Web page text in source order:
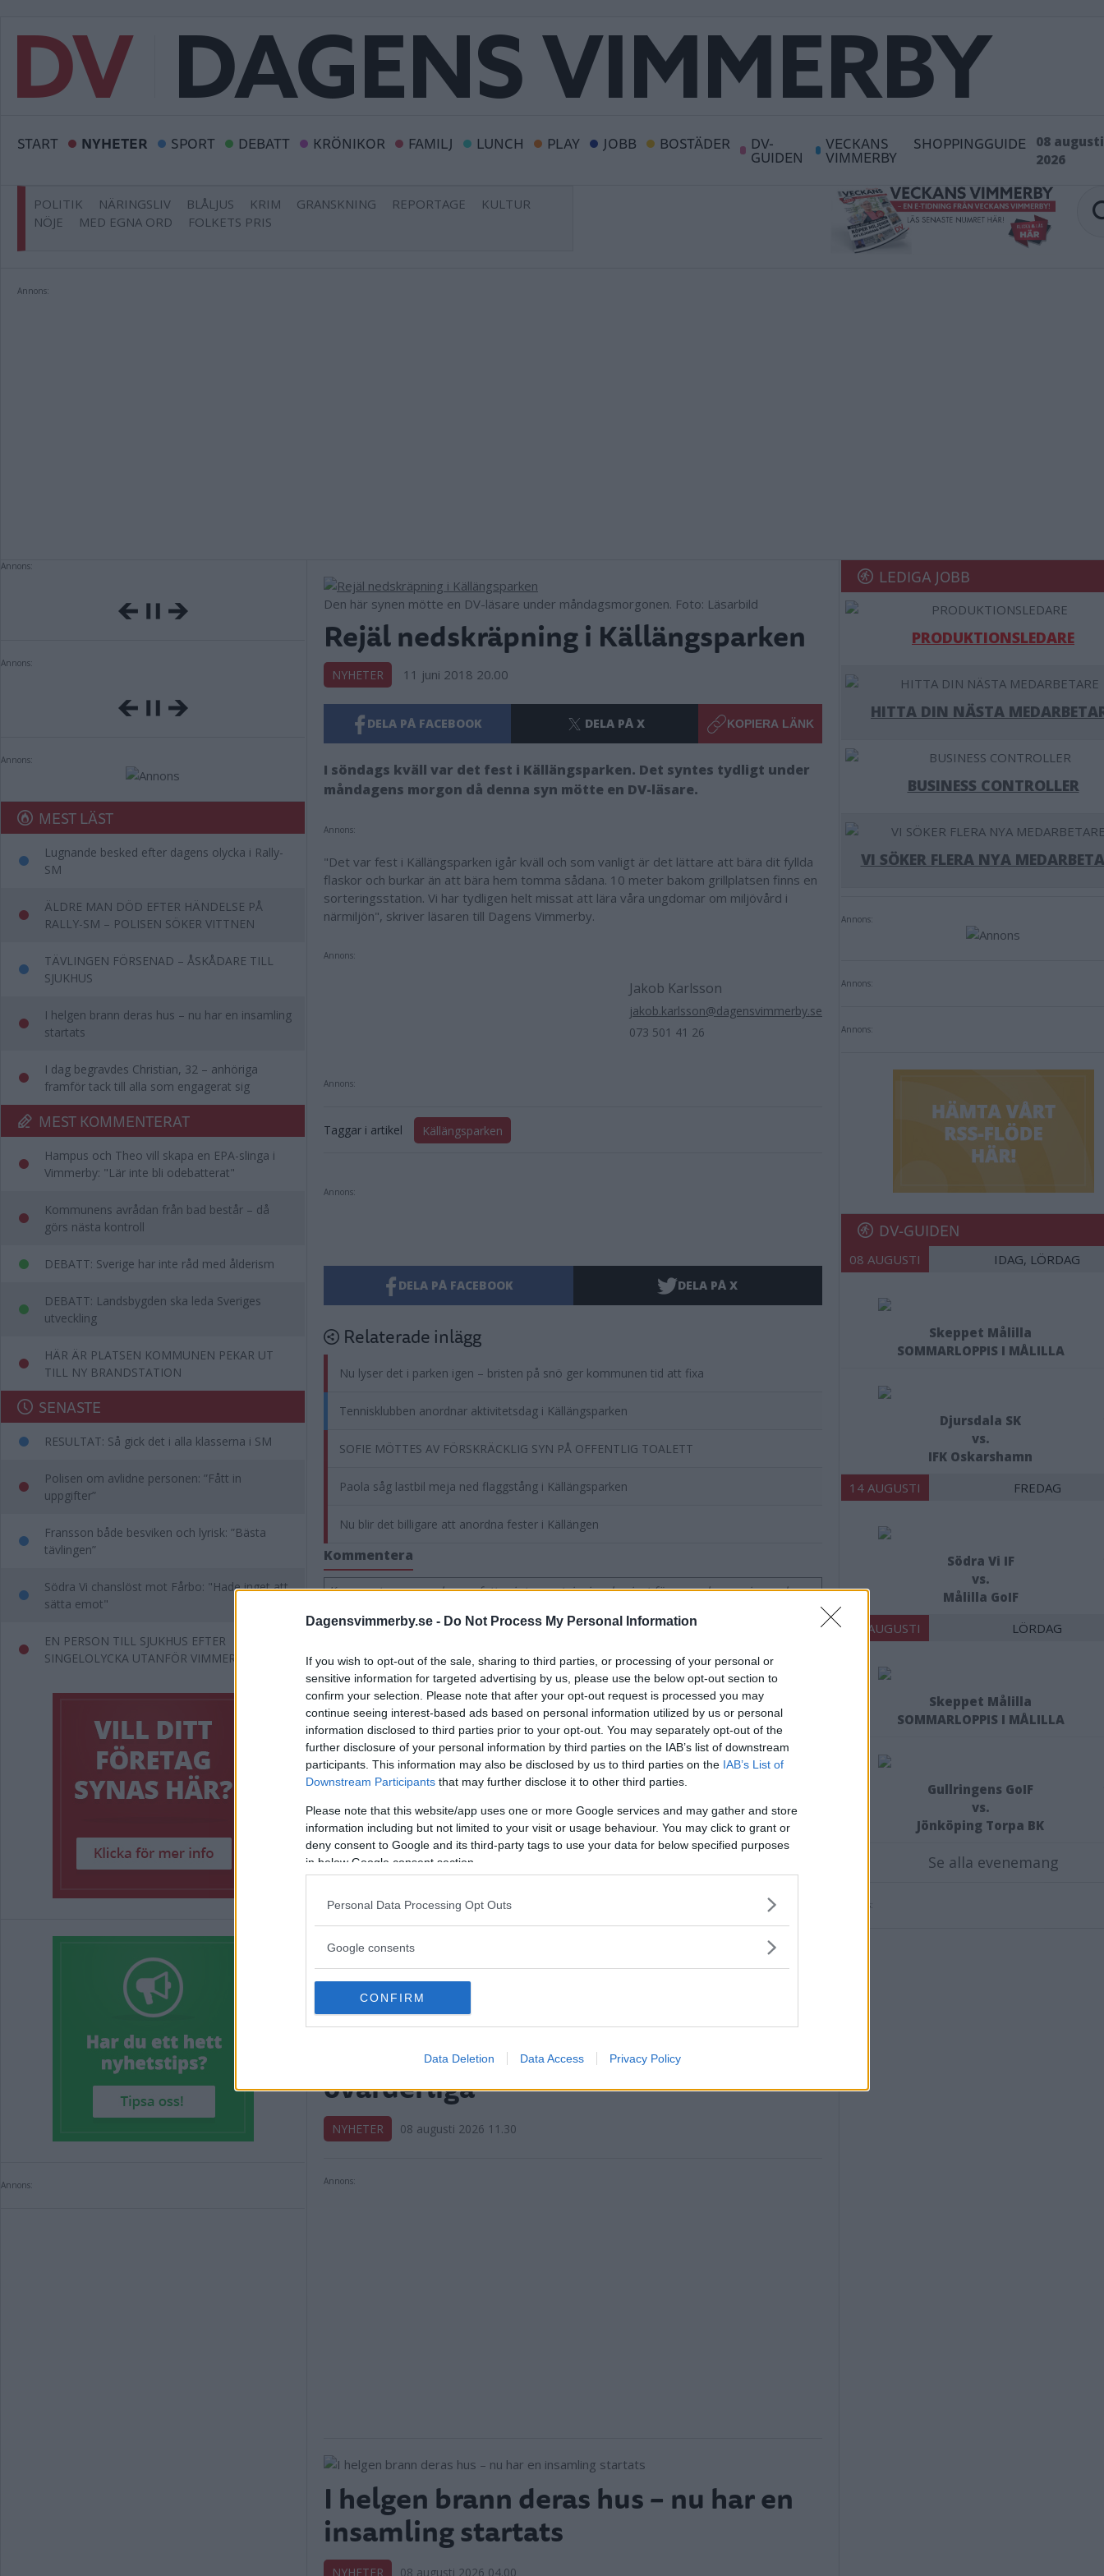
Dagensvimmerby.se - Do Not Process My Personal Information
If you wish to opt-out of the sale, sharing to third parties, or processing of your personal or
sensitive information for targeted advertising by us, please use the below opt-out section to
confirm your selection. Please note that after your opt-out request is processed you may
continue seeing interest-based ads based on personal information utilized by us or personal
information disclosed to third parties prior to your opt-out. You may separately opt-out of the
further disclosure of your personal information by third parties on the IAB’s list of downstream
participants. This information may also be disclosed by us to third parties on the IAB’s List of
Downstream Participants that may further disclose it to other third parties.
Please note that this website/app uses one or more Google services and may gather and store
information including but not limited to your visit or usage behaviour. You may click to grant or
deny consent to Google and its third-party tags to use your data for below specified purposes
in below Google consent section.
Personal Data Processing Opt Outs
Google consents
CONFIRM
Data Deletion Data Access Privacy Policy
START NYHETER SPORT DEBATT KRÖNIKOR FAMILJ LUNCH PLAY JOBB BOSTÄDER DV-
GUIDEN
VECKANS
VIMMERBY
SHOPPINGGUIDE
08 augusti
2026
POLITIK NÄRINGSLIV BLÅLJUS KRIM GRANSKNING REPORTAGE
KULTUR
NÖJE
MED EGNA ORD FOLKETS PRIS
Annons:
Annons:
Annons:
Annons:
MEST LÄST
Lugnande besked efter dagens olycka i Rally-
SM
ÄLDRE MAN DÖD EFTER HÄNDELSE PÅ
RALLY-SM – POLISEN SÖKER VITTNEN
TÄVLINGEN FÖRSENAD – ÅSKÅDARE TILL
SJUKHUS
I helgen brann deras hus – nu har en insamling
startats
I dag begravdes Christian, 32 – anhöriga
framför tack till alla som engagerat sig
MEST KOMMENTERAT
Hampus och Theo vill skapa en EPA-slinga i
Vimmerby: "Lär inte bli odebatterat"
Kommunens avrådan från bad består – då
görs nästa kontroll
DEBATT: Sverige har inte råd med ålderism
DEBATT: Landsbygden ska leda Sveriges
utveckling
HÄR ÄR PLATSEN KOMMUNEN PEKAR UT
TILL NY BRANDSTATION
SENASTE
RESULTAT: Så gick det i alla klasserna i SM
Polisen om avlidne personen: ”Fått in
uppgifter”
Fransson både besviken och lyrisk: ”Bästa
tävlingen”
Södra Vi chanslöst mot Fårbo: "Hade inget att
sätta emot"
EN PERSON TILL SJUKHUS EFTER
SINGELOLYCKA UTANFÖR VIMMERBY
Annons:
Den här synen mötte en DV-läsare under måndagsmorgonen. Foto: Läsarbild
Rejäl nedskräpning i Källängsparken
NYHETER 11 juni 2018 20.00
DELA PÅ FACEBOOK DELA PÅ X KOPIERA LÄNK
I söndags kväll var det fest i Källängsparken. Det syntes tydligt under
måndagens morgon då denna syn mötte en DV-läsare.
Annons:
"Det var fest i Källängsparken igår kväll och som vanligt är det lättare att bära dit fyllda
flaskor och burkar än att bära hem tomma sådana. 10 meter bakom grillplatsen finns en
sorteringsstation. Vi har tydligen helt missat att lära våra ungdomar om miljövård i
närmiljön", skriver läsaren till Dagens Vimmerby.
Annons:
Jakob Karlsson
jakob.karlsson@dagensvimmerby.se
073 501 41 26
Annons:
Taggar i artikel Källängsparken
Annons:
DELA PÅ FACEBOOK DELA PÅ X
Relaterade inlägg
Nu lyser det i parken igen – bristen på snö ger kommunen tid att fixa
Tennisklubben anordnar aktivitetsdag i Källängsparken
SOFIE MÖTTES AV FÖRSKRÄCKLIG SYN PÅ OFFENTLIG TOALETT
Paola såg lastbil meja ned flaggstång i Källängsparken
Nu blir det billigare att anordna fester i Källängen
Kommentera
Kommentarerna nedan omfattas inte av utgivningsbeviset för www.dagensvimmerby.se.
Polisen ber dig: "Dina svar är
ovärderliga"
NYHETER 08 augusti 2026 11.30
Annons:
I helgen brann deras hus – nu har en
insamling startats
NYHETER 08 augusti 2026 04.00
LEDIGA JOBB
PRODUKTIONSLEDARE
HITTA DIN NÄSTA
BUSINESS CONTROLLER
VI SÖKER FLERA NYA
Annons:
Annons:
Annons:
DV-GUIDEN
08 AUGUSTI IDAG, LÖRDAG
Skeppet Målilla
SOMMARLOPPIS I MÅLILLA
Djursdala SK
vs.
IFK Oskarshamn
14 AUGUSTI FREDAG
Södra Vi IF
vs.
Målilla GoIF
15 AUGUSTI LÖRDAG
Skeppet Målilla
SOMMARLOPPIS I MÅLILLA
Gullringens GoIF
vs.
Jönköping Torpa BK
Se alla evenemang
Annons: